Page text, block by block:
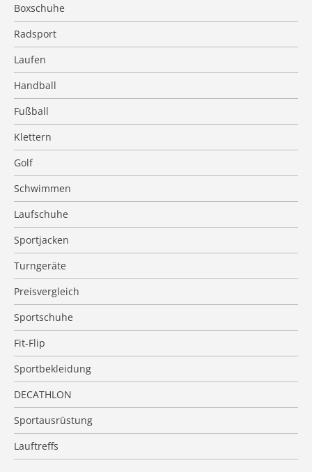
Boxschuhe
Radsport
Laufen
Handball
Fußball
Klettern
Golf
Schwimmen
Laufschuhe
Sportjacken
Turngeräte
Preisvergleich
Sportschuhe
Fit-Flip
Sportbekleidung
DECATHLON
Sportausrüstung
Lauftreffs